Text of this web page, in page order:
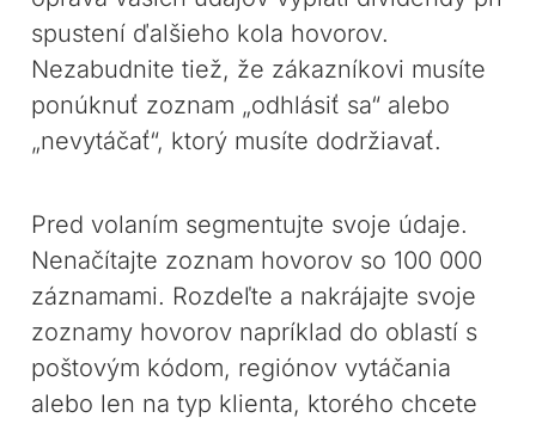
spustení ďalšieho kola hovorov.
Nezabudnite tiež, že zákazníkovi musíte
ponúknuť zoznam „odhlásiť sa“ alebo
„nevytáčať“, ktorý musíte dodržiavať.
Pred volaním segmentujte svoje údaje.
Nenačítajte zoznam hovorov so 100 000
záznamami. Rozdeľte a nakrájajte svoje
zoznamy hovorov napríklad do oblastí s
poštovým kódom, regiónov vytáčania
alebo len na typ klienta, ktorého chcete